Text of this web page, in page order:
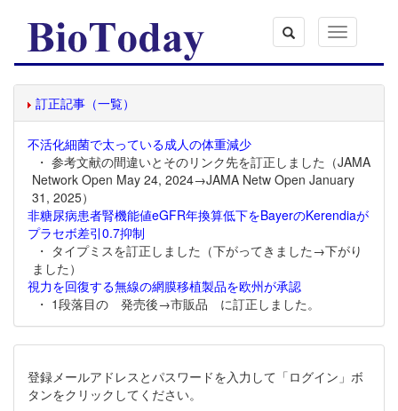
Toggle
navigation
訂正記事（一覧）
不活化細菌で太っている成人の体重減少
・ 参考文献の間違いとそのリンク先を訂正しました（JAMA
Network Open May 24, 2024→JAMA Netw Open January
31, 2025）
非糖尿病患者腎機能値eGFR年換算低下をBayerのKerendiaが
プラセボ差引0.7抑制
・ タイプミスを訂正しました（下がってきました→下がり
ました）
視力を回復する無線の網膜移植製品を欧州が承認
・ 1段落目の 発売後→市販品 に訂正しました。
登録メールアドレスとパスワードを入力して「ログイン」ボ
タンをクリックしてください。